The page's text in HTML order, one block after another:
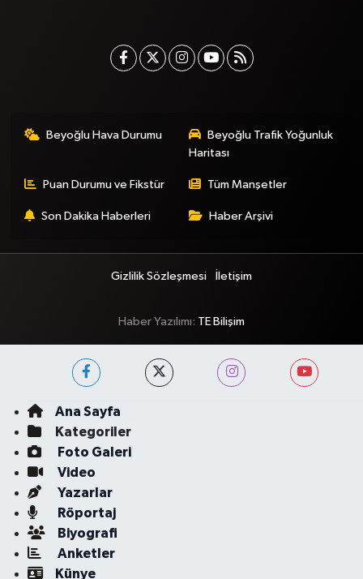
Beyoğlu Hava Durumu
Beyoğlu Trafik Yoğunluk
Haritası
Puan Durumu ve Fikstür Tüm Manşetler
Son Dakika Haberleri Haber Arşivi
Gizlilik Sözleşmesi İletişim
Haber Yazılımı: TE Bilişim
Ana Sayfa
Kategoriler
Foto Galeri
Video
Yazarlar
Röportaj
Biyografi
Anketler
Künye